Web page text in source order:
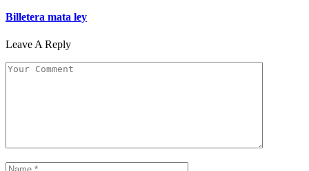
Billetera mata ley
Leave A Reply